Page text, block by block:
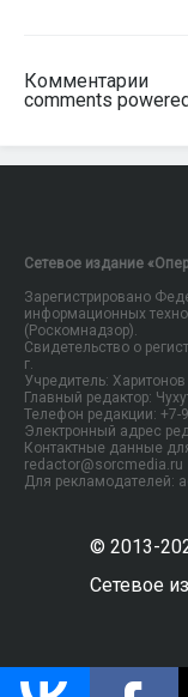
Комментарии
comments
Сетевое издание
Зарегистрировано
информационных
(Роскомнадзор).
Свидетельство о
г.
Учредитель:
Главный редактор:
Телефон редакции: +7-
Электронный адрес
Контактные данные
redactor@sorcmedia.ru
Для рекламодателей:
© 2013-
Сетевое